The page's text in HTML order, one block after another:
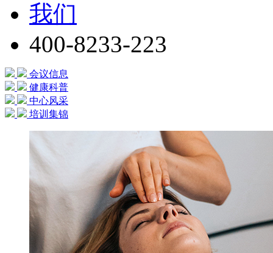
我们
400-8233-223
会议信息
健康科普
中心风采
培训集锦